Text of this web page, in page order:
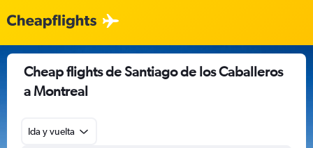
Cheap flights de Santiago de los Caballeros
a Montreal
Ida y vuelta